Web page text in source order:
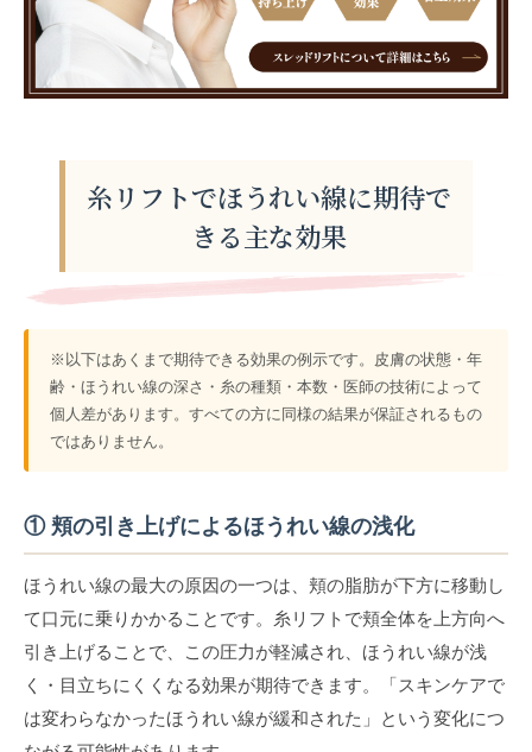
糸リフトでほうれい線に期待で
きる主な効果
※以下はあくまで期待できる効果の例示です。皮膚の状態・年
齢・ほうれい線の深さ・糸の種類・本数・医師の技術によって
個人差があります。すべての方に同様の結果が保証されるもの
ではありません。
① 頬の引き上げによるほうれい線の浅化
ほうれい線の最大の原因の一つは、頬の脂肪が下方に移動し
て口元に乗りかかることです。糸リフトで頬全体を上方向へ
引き上げることで、この圧力が軽減され、ほうれい線が浅
く・目立ちにくくなる効果が期待できます。「スキンケアで
は変わらなかったほうれい線が緩和された」という変化につ